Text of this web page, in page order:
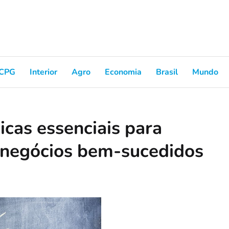
Interior Agro Economia Brasil Mundo
essenciais para
bem-sucedidos